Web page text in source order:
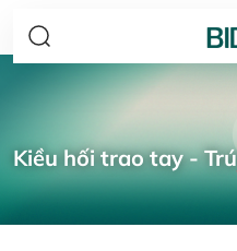
Kiều hối trao tay -